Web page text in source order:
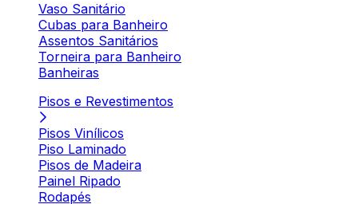
Vaso Sanitário
Cubas para Banheiro
Assentos Sanitários
Torneira para Banheiro
Banheiras
Pisos e Revestimentos
Pisos Vinílicos
Piso Laminado
Pisos de Madeira
Painel Ripado
Rodapés